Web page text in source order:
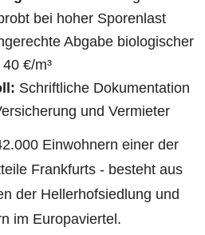
bei hoher Sporenlast
Abgabe biologischer
€/m³
Schriftliche Dokumentation
und Vermieter
Einwohnern einer der
Frankfurts - besteht aus
der Hellerhofsiedlung und
im Europaviertel.